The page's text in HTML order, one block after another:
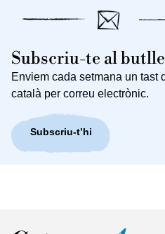
Subscriu-te al
Enviem cada setmana un tast
català per correu electrònic.
Subscriu-t’hi